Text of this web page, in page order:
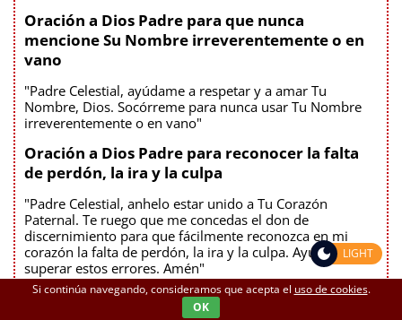
Oración a Dios Padre para que nunca
mencione Su Nombre irreverentemente o en
vano
"Padre Celestial, ayúdame a respetar y a amar Tu
Nombre, Dios. Socórreme para nunca usar Tu Nombre
irreverentemente o en vano"
Oración a Dios Padre para reconocer la falta
de perdón, la ira y la culpa
"Padre Celestial, anhelo estar unido a Tu Corazón
Paternal. Te ruego que me concedas el don de
discernimiento para que fácilmente reconozca en mi
corazón la falta de perdón, la ira y la culpa. Ayúdame a
superar estos errores. Amén"
Oración diaria a Dios Padre para recibir el
Si continúa navegando, consideramos que acepta el uso de cookies.
OK
LIGHT